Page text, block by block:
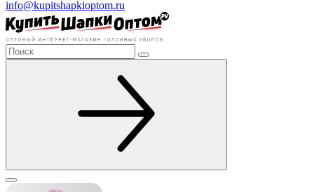
info@kupitshapkioptom.ru